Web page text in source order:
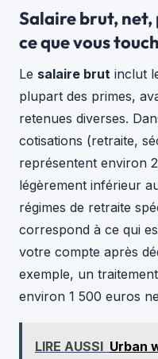
Salaire brut, net,
ce que vous
Le salaire brut inclut
plupart des primes,
retenues diverses.
cotisations (retraite,
représentent environ
légèrement inférieur
régimes de retraite
correspond à ce qui
votre compte après
exemple, un
environ 1 500 euros
LIRE AUSSI Urban